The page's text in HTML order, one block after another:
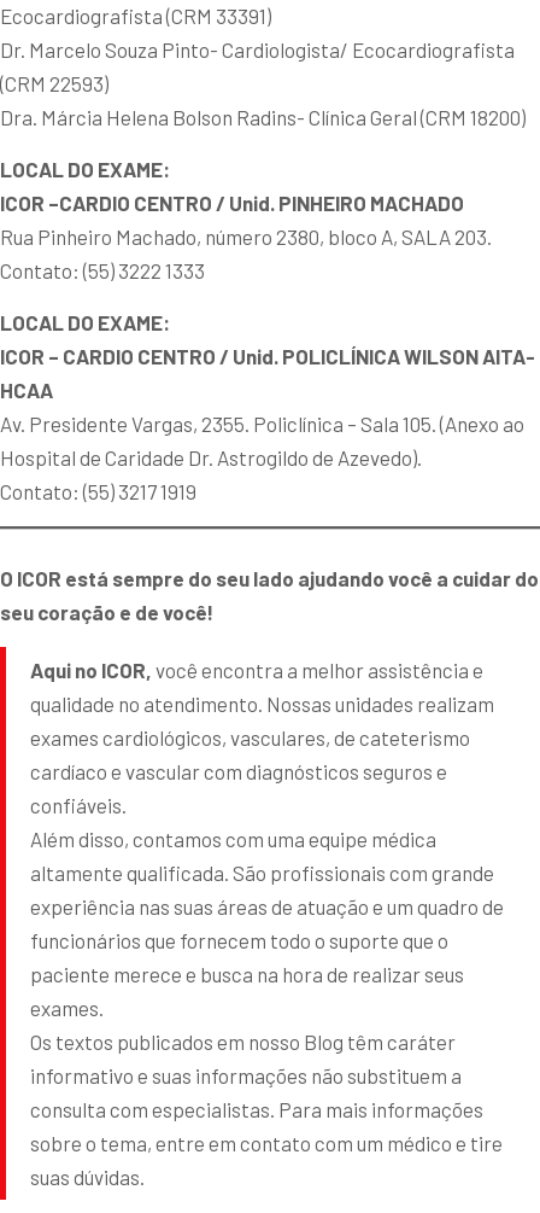
Ecocardiografista (CRM 33391)
Dr. Marcelo Souza Pinto- Cardiologista/ Ecocardiografista
(CRM 22593)
Dra. Márcia Helena Bolson Radins- Clínica Geral (CRM 18200)
LOCAL DO EXAME:
ICOR –CARDIO CENTRO / Unid. PINHEIRO MACHADO
Rua Pinheiro Machado, número 2380, bloco A, SALA 203.
Contato: (55) 3222 1333
LOCAL DO EXAME:
ICOR – CARDIO CENTRO / Unid. POLICLÍNICA WILSON AITA-
HCAA
Av. Presidente Vargas, 2355. Policlínica – Sala 105. (Anexo ao
Hospital de Caridade Dr. Astrogildo de Azevedo).
Contato: (55) 3217 1919
O ICOR está sempre do seu lado ajudando você a cuidar do
seu coração e de você!
Aqui no ICOR, você encontra a melhor assistência e
qualidade no atendimento. Nossas unidades realizam
exames cardiológicos, vasculares, de cateterismo
cardíaco e vascular com diagnósticos seguros e
confiáveis.
Além disso, contamos com uma equipe médica
altamente qualificada. São profissionais com grande
experiência nas suas áreas de atuação e um quadro de
funcionários que fornecem todo o suporte que o
paciente merece e busca na hora de realizar seus
exames.
Os textos publicados em nosso Blog têm caráter
informativo e suas informações não substituem a
consulta com especialistas. Para mais informações
sobre o tema, entre em contato com um médico e tire
suas dúvidas.